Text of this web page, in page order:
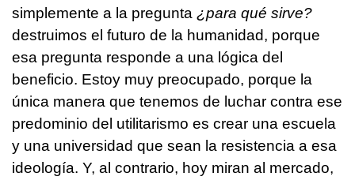
simplemente a la pregunta ¿para qué sirve?
destruimos el futuro de la humanidad, porque
esa pregunta responde a una lógica del
beneficio. Estoy muy preocupado, porque la
única manera que tenemos de luchar contra ese
predominio del utilitarismo es crear una escuela
y una universidad que sean la resistencia a esa
ideología. Y, al contrario, hoy miran al mercado,